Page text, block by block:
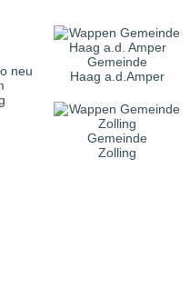
Gemeinde
Haag a.d.Amper
Gemeinde
Zolling